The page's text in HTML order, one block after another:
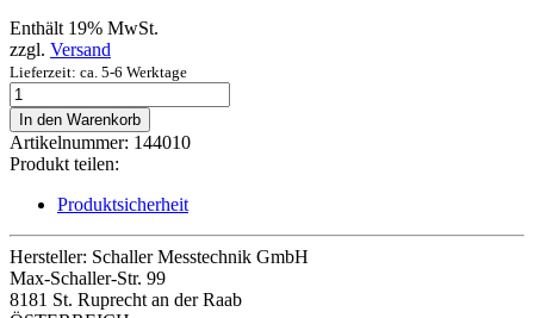
Enthält 19% MwSt.
zzgl. Versand
Lieferzeit: ca. 5-6 Werktage
Einfüllhilfe
für
FSA
Menge
In den Warenkorb
Artikelnummer: 144010
Produkt teilen:
Produktsicherheit
Hersteller: Schaller Messtechnik GmbH
Max-Schaller-Str. 99
8181 St. Ruprecht an der Raab